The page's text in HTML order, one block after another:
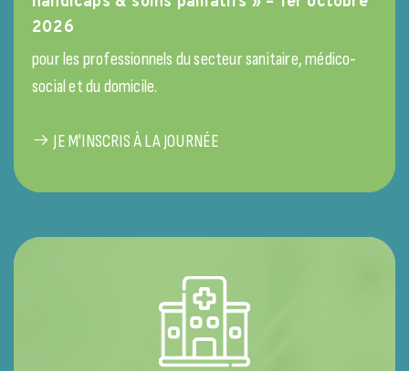
2026
pour les professionnels du secteur sanitaire, médico-
social et du domicile.
JE M'INSCRIS À LA JOURNÉE